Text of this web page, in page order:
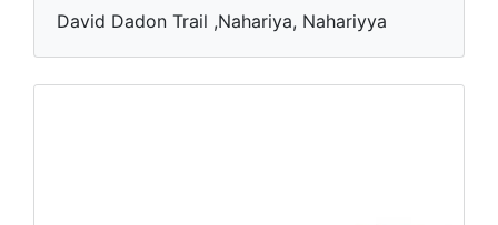
David Dadon Trail ,Nahariya, Nahariyya